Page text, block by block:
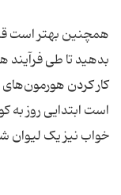
همچنین بهتر است
بدهید تا طی فرآیند
کار کردن
است ابتدایی روز به
خواب نیز یک لیوان